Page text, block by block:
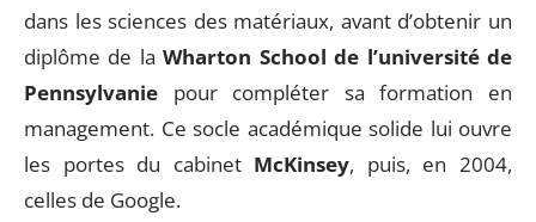
dans les sciences des matériaux, avant d’obtenir un
diplôme de laWharton School de l’université de
Pennsylvanie pour compléter sa formation en
management. Ce socle académique solide lui ouvre
les portes du cabinet McKinsey, puis, en 2004,
celles de Google.